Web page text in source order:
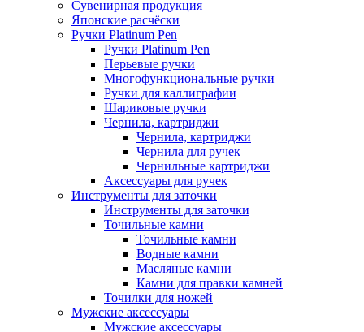
Сувенирная продукция
Японские расчёски
Ручки Platinum Pen
Ручки Platinum Pen
Перьевые ручки
Многофункциональные ручки
Ручки для каллиграфии
Шариковые ручки
Чернила, картриджи
Чернила, картриджи
Чернила для ручек
Чернильные картриджи
Аксессуары для ручек
Инструменты для заточки
Инструменты для заточки
Точильные камни
Точильные камни
Водные камни
Масляные камни
Камни для правки камней
Точилки для ножей
Мужские аксессуары
Мужские аксессуары